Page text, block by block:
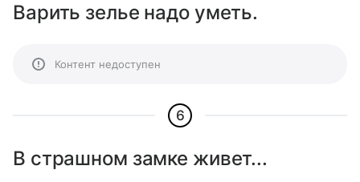
Варить зелье надо уметь.
Контент недоступен
6
В страшном замке живет...